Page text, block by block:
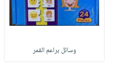
وسائل براعم القمر